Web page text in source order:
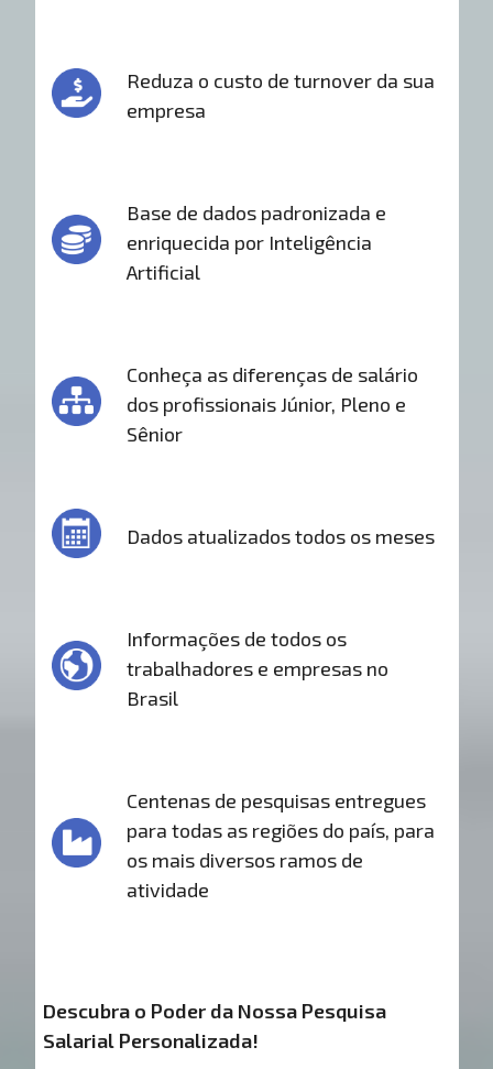
Reduza o custo de turnover da sua
empresa
Base de dados padronizada e
enriquecida por Inteligência
Artificial
Conheça as diferenças de salário
dos profissionais Júnior, Pleno e
Sênior
Dados atualizados todos os meses
Informações de todos os
trabalhadores e empresas no
Brasil
Centenas de pesquisas entregues
para todas as regiões do país, para
os mais diversos ramos de
atividade
Descubra o Poder da Nossa Pesquisa
Salarial Personalizada!